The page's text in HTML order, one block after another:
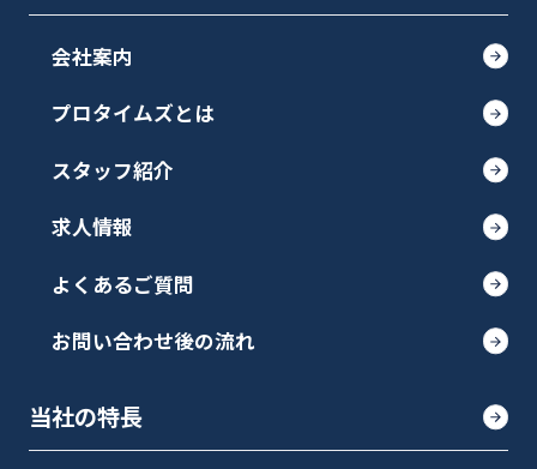
会社案内
プロタイムズとは
スタッフ紹介
求人情報
よくあるご質問
お問い合わせ後の流れ
当社の特長